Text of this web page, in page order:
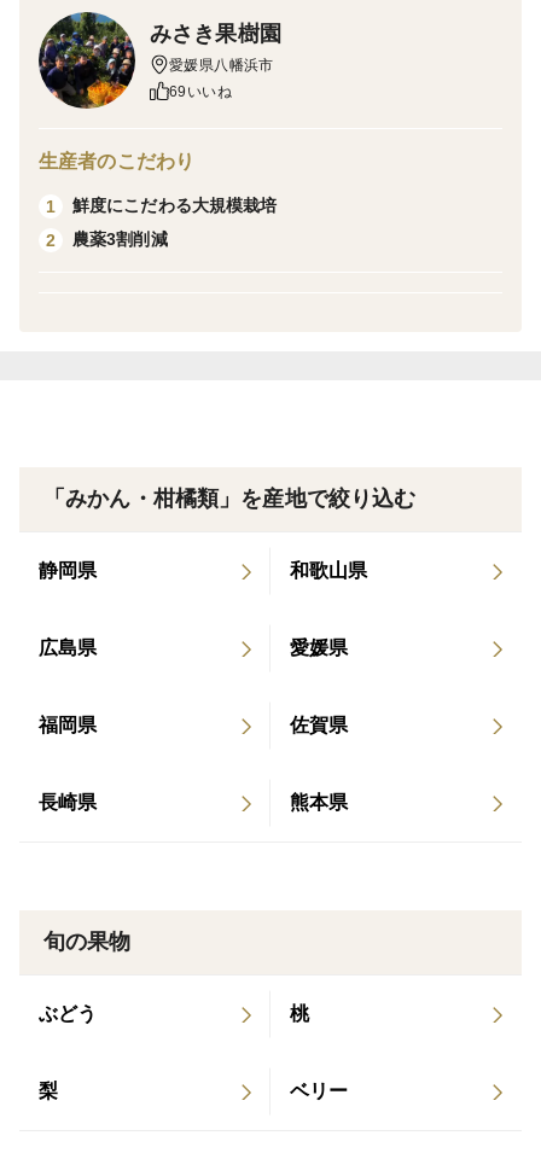
夏にピッタリの柑橘です。
果実を生絞りしお酒の割材として活用できます。
※弊社では収穫後1か月から2か月程度、追熟させており
ます。
その為ヘタが枯れてしまったもの表面にシワがあるもの
みさき果樹園
愛媛県八幡浜市
69いいね
生産者のこだわり
1
鮮度にこだわる大規模栽培
2
農薬3割削減
「みかん・柑橘類」を産地で絞り込む
静岡県 和歌山県
広島県 愛媛県
福岡県 佐賀県
長崎県 熊本県
旬の果物
ぶどう 桃
梨 ベリー